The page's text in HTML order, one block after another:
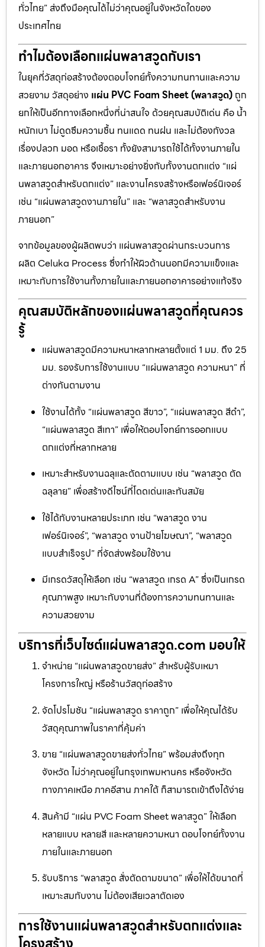
ทั่วไทย” ส่งถึงมือคุณได้ไม่ว่าคุณอยู่ในจังหวัดใดของ
ประเทศไทย
ทำไมต้องเลือกแผ่นพลาสวูดกับเรา
ในยุคที่วัสดุก่อสร้างต้องตอบโจทย์ทั้งความทนทานและความ
สวยงาม วัสดุอย่าง แผ่น PVC Foam Sheet (พลาสวูด) ถูก
ยกให้เป็นอีกทางเลือกหนึ่งที่น่าสนใจ ด้วยคุณสมบัติเด่น คือ น้ำ
หนักเบา ไม่ดูดซึมความชื้น ทนแดด ทนฝน และไม่ต้องกังวล
เรื่องปลวก มอด หรือเชื้อรา ทั้งยังสามารถใช้ได้ทั้งงานภายใน
และภายนอกอาคาร จึงเหมาะอย่างยิ่งกับทั้งงานตกแต่ง “แผ่
นพลาสวูดสำหรับตกแต่ง” และงานโครงสร้างหรือเฟอร์นิเจอร์
เช่น “แผ่นพลาสวูดงานภายใน” และ “พลาสวูดสำหรับงาน
ภายนอก”
จากข้อมูลของผู้ผลิตพบว่า แผ่นพลาสวูดผ่านกระบวนการ
ผลิต Celuka Process ซึ่งทำให้ผิวด้านนอกมีความแข็งและ
เหมาะกับการใช้งานทั้งภายในและภายนอกอาคารอย่างแท้จริง
คุณสมบัติหลักของแผ่นพลาสวูดที่คุณควร
รู้
แผ่นพลาสวูดมีความหนาหลากหลายตั้งแต่ 1 มม. ถึง 25
มม. รองรับการใช้งานแบบ “แผ่นพลาสวูด ความหนา” ที่
ต่างกันตามงาน
ใช้งานได้ทั้ง “แผ่นพลาสวูด สีขาว”, “แผ่นพลาสวูด สีดำ”,
“แผ่นพลาสวูด สีเทา” เพื่อให้ตอบโจทย์การออกแบบ
ตกแต่งที่หลากหลาย
เหมาะสำหรับงานฉลุและตัดตามแบบ เช่น “พลาสวูด ตัด
ฉลุลาย” เพื่อสร้างดีไซน์ที่โดดเด่นและทันสมัย
ใช้ได้กับงานหลายประเภท เช่น “พลาสวูด งาน
เฟอร์นิเจอร์”, “พลาสวูด งานป้ายโฆษณา”, “พลาสวูด
แบบสำเร็จรูป” ที่จัดส่งพร้อมใช้งาน
มีเกรดวัสดุให้เลือก เช่น “พลาสวูด เกรด A” ซึ่งเป็นเกรด
คุณภาพสูง เหมาะกับงานที่ต้องการความทนทานและ
ความสวยงาม
บริการที่เว็บไซต์แผ่นพลาสวูด.com มอบให้
จำหน่าย “แผ่นพลาสวูดขายส่ง” สำหรับผู้รับเหมา
โครงการใหญ่ หรือร้านวัสดุก่อสร้าง
จัดโปรโมชัน “แผ่นพลาสวูด ราคาถูก” เพื่อให้คุณได้รับ
วัสดุคุณภาพในราคาที่คุ้มค่า
ขาย “แผ่นพลาสวูดขายส่งทั่วไทย” พร้อมส่งถึงทุก
จังหวัด ไม่ว่าคุณอยู่ในกรุงเทพมหานคร หรือจังหวัด
ทางภาคเหนือ ภาคอีสาน ภาคใต้ ก็สามารถเข้าถึงได้ง่าย
สินค้ามี “แผ่น PVC Foam Sheet พลาสวูด” ให้เลือก
หลายแบบ หลายสี และหลายความหนา ตอบโจทย์ทั้งงาน
ภายในและภายนอก
รับบริการ “พลาสวูด สั่งตัดตามขนาด” เพื่อให้ได้ขนาดที่
เหมาะสมกับงาน ไม่ต้องเสียเวลาตัดเอง
การใช้งานแผ่นพลาสวูดสำหรับตกแต่งและ